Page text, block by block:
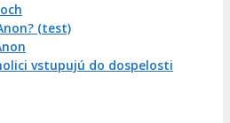
(test)
vstupujú do dospelosti